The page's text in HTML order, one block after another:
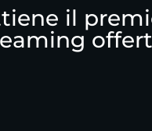
il